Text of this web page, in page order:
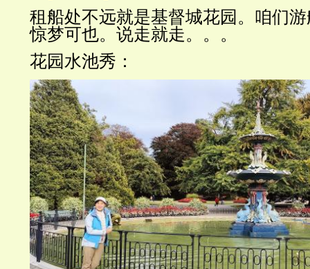
租船处不远就是基督城花园。咱们
惊梦可也。说走就走。。。
花园水池秀：